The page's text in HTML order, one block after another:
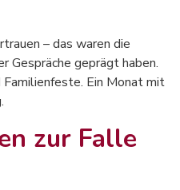
– das waren die
Gespräche geprägt haben.
Familienfeste. Ein Monat mit
zur Falle